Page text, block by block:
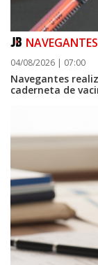
NAVEGANTES
04/08/2026 | 07:00
Navegantes
caderneta de